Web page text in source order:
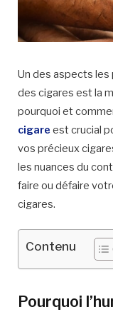
Un des aspects
des cigares est la
pourquoi et
cigare est crucial
vos précieux
les nuances du
faire ou défaire
cigares.
Contenu
Pourquoi